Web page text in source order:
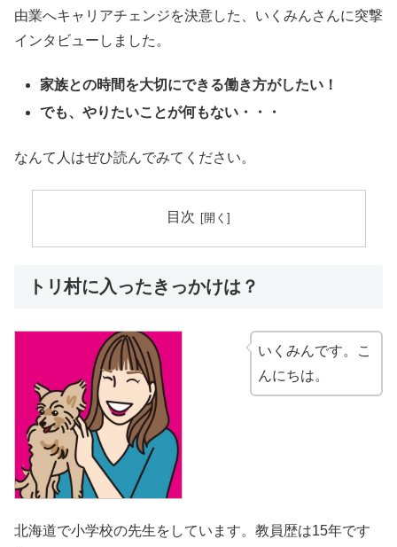
由業へキャリアチェンジを決意した、いくみんさんに突撃
インタビューしました。
家族との時間を大切にできる働き方がしたい！
でも、やりたいことが何もない・・・
なんて人はぜひ読んでみてください。
目次
トリ村に入ったきっかけは？
いくみんです。こ
んにちは。
北海道で小学校の先生をしています。教員歴は15年です